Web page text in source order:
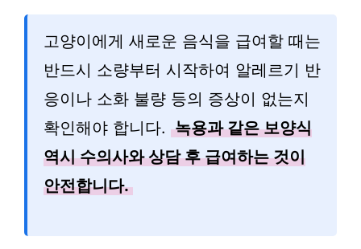
고양이에게 새로운 음식을 급여할 때는
반드시 소량부터 시작하여 알레르기 반
응이나 소화 불량 등의 증상이 없는지
확인해야 합니다. 녹용과 같은 보양식
역시 수의사와 상담 후 급여하는 것이
안전합니다.